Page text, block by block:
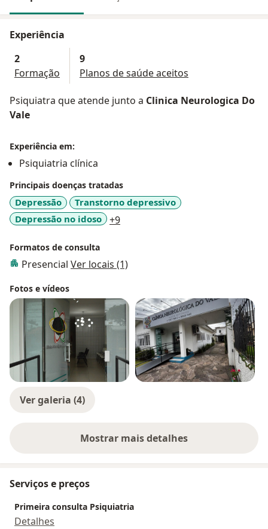
Experiência
2
Formação
9
Planos de saúde aceitos
Psiquiatra que atende junto a Clinica Neurologica Do
Vale
Experiência em:
Psiquiatria clínica
Principais doenças tratadas
Depressão
Transtorno depressivo
Depressão no idoso
+9a11y_sr_more_diseases
Formatos de consulta
Presencial Ver locais (1)
Fotos e vídeos
Ver galeria (4)
Mostrar mais detalhes
sobre a experiência
Serviços e preços
Primeira consulta Psiquiatria
Detalhes